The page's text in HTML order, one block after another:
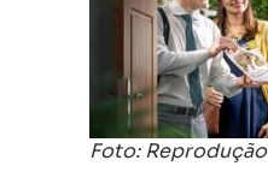
Foto: Reprodução